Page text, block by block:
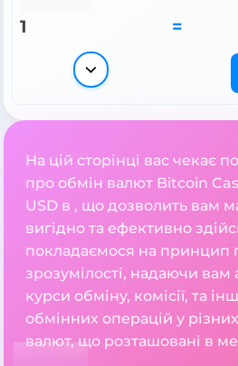
1 =
На цій сторінці вас чекає
про обмін валют Bitcoin
USD в , що дозволить вам
вигідно та ефективно
покладаємося на принцип
зрозумілості, надаючи вам
курси обміну, комісії, та
обмінних операцій у
валют, що розташовані в